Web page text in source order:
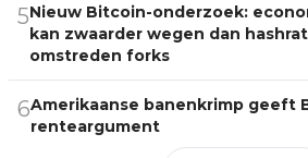
5Nieuw Bitcoin-onderzoek:
kan zwaarder wegen dan
omstreden forks
6Amerikaanse banenkrimp geeft
renteargument